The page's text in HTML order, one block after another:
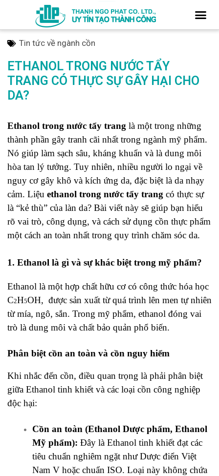
Tin tức về ngành cồn
ETHANOL TRONG NƯỚC TẨY
TRANG CÓ THỰC SỰ GÂY HẠI CHO
DA?
Ethanol trong nước tẩy trang là một trong những
thành phần gây tranh cãi nhất trong ngành mỹ phẩm.
Nó giúp làm sạch sâu, kháng khuẩn và là dung môi
hòa tan lý tưởng. Tuy nhiên, nhiều người lo ngại về
nguy cơ gây khô và kích ứng da, đặc biệt là da nhạy
cảm. Liệu ethanol trong nước tẩy trang có thực sự
là “kẻ thù” của làn da? Bài viết này sẽ giúp bạn hiểu
rõ vai trò, công dụng, và cách sử dụng cồn thực phẩm
một cách an toàn nhất trong quy trình chăm sóc da.
1. Ethanol là gì và sự khác biệt trong mỹ phẩm?
Ethanol là một hợp chất hữu cơ có công thức hóa học
C2H5OH, được sản xuất từ quá trình lên men tự nhiên
từ mía, ngô, sắn. Trong mỹ phẩm, ethanol đóng vai
trò là dung môi và chất bảo quản phổ biến.
Phân biệt cồn an toàn và cồn nguy hiểm
Khi nhắc đến cồn, điều quan trọng là phải phân biệt
giữa Ethanol tinh khiết và các loại cồn công nghiệp
độc hại:
Cồn an toàn (Ethanol Dược phẩm, Ethanol
Mỹ phẩm): Đây là Ethanol tinh khiết đạt các
tiêu chuẩn nghiêm ngặt như Dược điển Việt
Nam V hoặc chuẩn ISO. Loại này không chứa